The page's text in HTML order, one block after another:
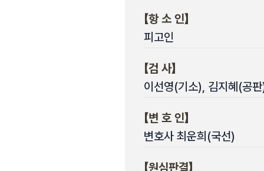
【항 소 인】
피고인
【검 사】
이선영(기소), 김지혜(공
【변 호 인】
변호사 최운희(국선)
【원심판결】